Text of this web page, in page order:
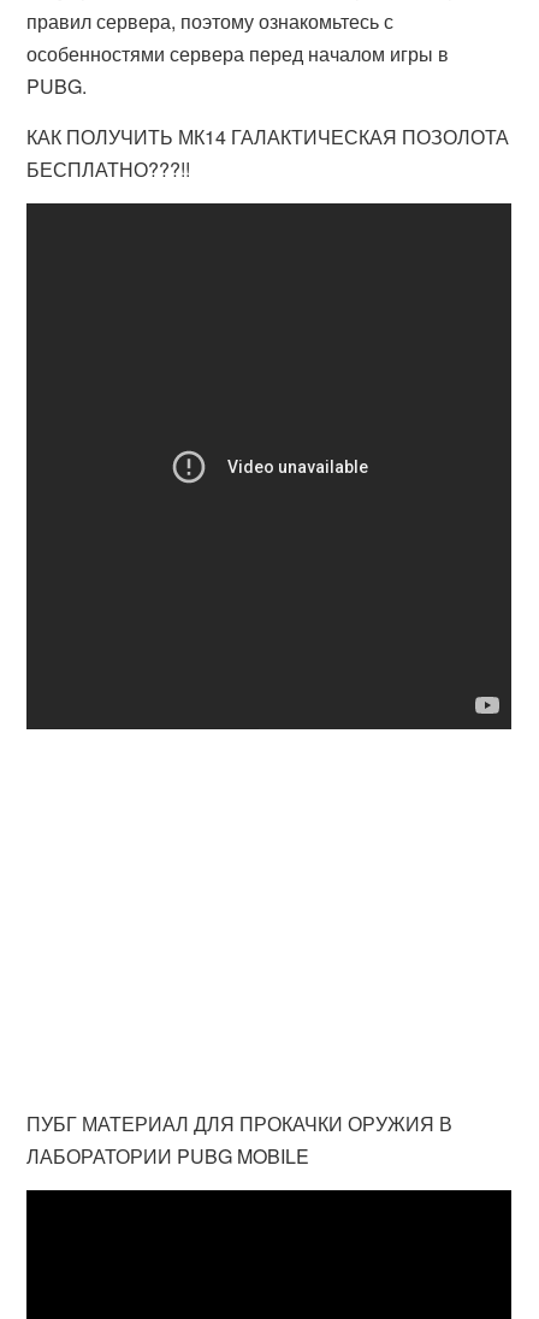
правил сервера, поэтому ознакомьтесь с
особенностями сервера перед началом игры в
PUBG.
КАК ПОЛУЧИТЬ МК14 ГАЛАКТИЧЕСКАЯ ПОЗОЛОТА
БЕСПЛАТНО???!!
ПУБГ МАТЕРИАЛ ДЛЯ ПРОКАЧКИ ОРУЖИЯ В
ЛАБОРАТОРИИ PUBG MOBILE